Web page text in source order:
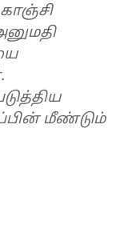
மீண்டும்